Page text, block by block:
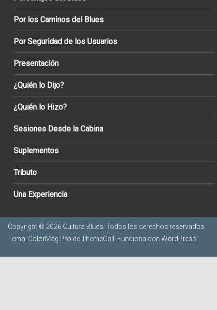
Por los Caminos del Blues
Por Seguridad de los Usuarios
Presentación
¿Quién lo Dijo?
¿Quién lo Hizo?
Sesiones Desde la Cabina
Suplementos
Tributo
Una Experiencia
Copyright © 2026 Cultura Blues. Todos los derechos reservados.
Tema: ColorMag Pro de ThemeGrill. Funciona con WordPress.